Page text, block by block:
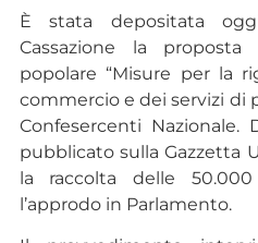
È stata depositata
Cassazione la
popolare “Misure per la
commercio e dei servizi di
Confesercenti
pubblicato sulla Gazzetta
la raccolta delle
l’approdo in Parlamento.